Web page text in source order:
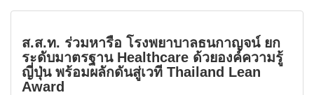
ส.ส.ท. ร่วมหารือ โรงพยาบาลธนกาญจน์ ยก
ระดับมาตรฐาน Healthcare ด้วยองค์ความรู้
ญี่ปุ่น พร้อมผลักดันสู่เวที Thailand Lean
Award